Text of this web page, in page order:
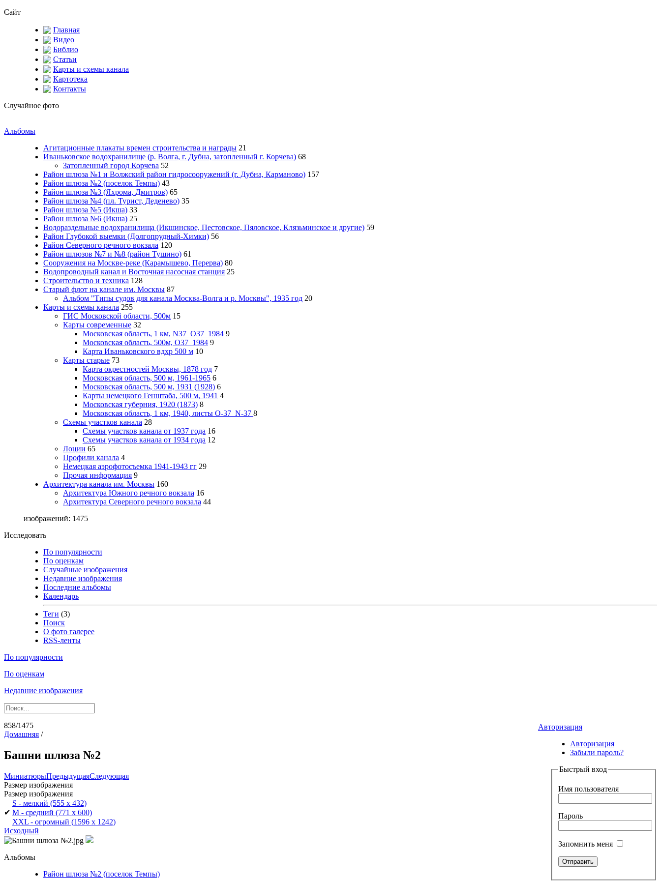
Сайт
Главная
Видео
Библио
Статьи
Карты и схемы канала
Картотека
Контакты
Случайное фото
Альбомы
Агитационные плакаты времен строительства и награды 21
Иваньковское водохранилище (р. Волга, г. Дубна, затопленный г. Корчева) 68
Затопленный город Корчева 52
Район шлюза №1 и Волжский район гидросооружений (г. Дубна, Карманово) 157
Район шлюза №2 (поселок Темпы) 43
Район шлюза №3 (Яхрома, Дмитров) 65
Район шлюза №4 (пл. Турист, Деденево) 35
Район шлюза №5 (Икша) 33
Район шлюза №6 (Икша) 25
Водораздельные водохранилища (Икшинское, Пестовское, Пяловское, Клязьминское и другие) 59
Район Глубокой выемки (Долгопрудный-Химки) 56
Район Северного речного вокзала 120
Район шлюзов №7 и №8 (район Тушино) 61
Сооружения на Москве-реке (Карамышево, Перерва) 80
Водопроводный канал и Восточная насосная станция 25
Строительство и техника 128
Старый флот на канале им. Москвы 87
Альбом "Типы судов для канала Москва-Волга и р. Москвы", 1935 год 20
Карты и схемы канала 255
ГИС Московcкой области, 500м 15
Карты современные 32
Московская область, 1 км, N37_O37_1984 9
Московская область, 500м, О37_1984 9
Карта Иваньковского вдхр 500 м 10
Карты старые 73
Карта окрестностей Москвы, 1878 год 7
Московская область, 500 м, 1961-1965 6
Московская область, 500 м, 1931 (1928) 6
Карты немецкого Генштаба, 500 м, 1941 4
Московская губерния, 1920 (1873) 8
Московская область, 1 км, 1940, листы О-37_N-37 8
Схемы участков канала 28
Схемы участков канала от 1937 года 16
Схемы участков канала от 1934 года 12
Лоции 65
Профили канала 4
Немецкая аэрофотосъемка 1941-1943 гг 29
Прочая информация 9
Архитектура канала им. Москвы 160
Архитектура Южного речного вокзала 16
Архитектура Северного речного вокзала 44
изображений: 1475
Исследовать
По популярности
По оценкам
Случайные изображения
Недавние изображения
Последние альбомы
Календарь
Теги (3)
Поиск
О фото галерее
RSS-ленты
По популярности
По оценкам
Недавние изображения
Авторизация
Авторизация
Забыли пароль?
Быстрый вход
Имя пользователя
Пароль
Запомнить меня
858/1475
Домашняя /
Башни шлюза №2
МиниатюрыПредыдущаяСледующая
Размер изображения
Размер изображения
S - мелкий (555 x 432)
✔ M - средний (771 x 600)
XXL - огромный (1596 x 1242)
Исходный
Альбомы
Район шлюза №2 (поселок Темпы)